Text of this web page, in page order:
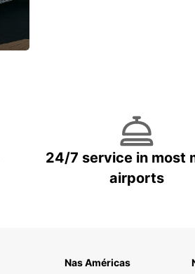
24/7 service in most
airports
Nas Américas